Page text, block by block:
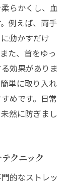
らかくし、血
例えば、両手
動かすだけ
た、首をゆっ
効果がありま
単に取り入れ
めです。日常
然に防ぎまし
クニック
的なストレッ